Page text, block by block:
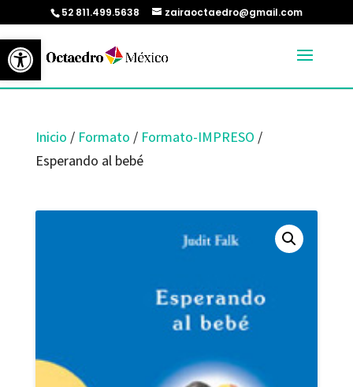
Abrir barra de herramientas
52 811.499.5638 zairaoctaedro@gmail.com
Inicio / Formato / Formato-IMPRESO /
Esperando al bebé